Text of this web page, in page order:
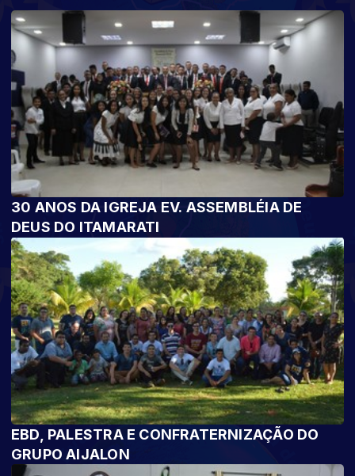
30 ANOS DA IGREJA EV. ASSEMBLÉIA DE
DEUS DO ITAMARATI
EBD, PALESTRA E CONFRATERNIZAÇÃO DO
GRUPO AIJALON